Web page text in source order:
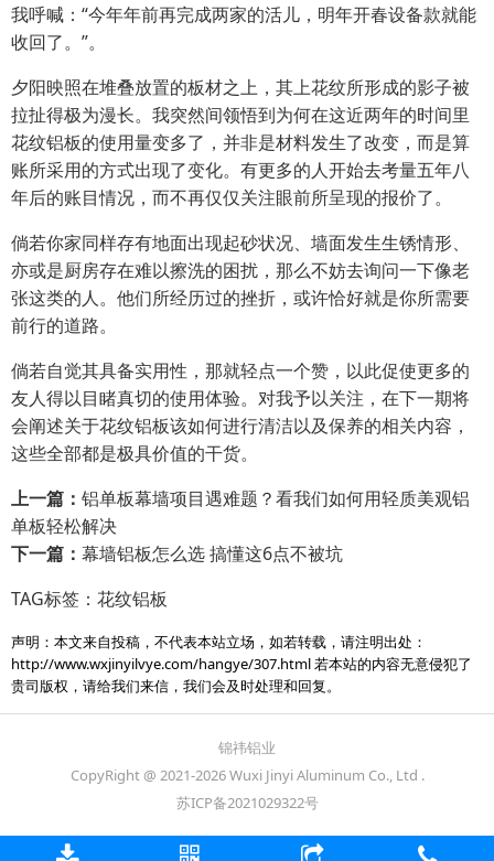
我呼喊：“今年年前再完成两家的活儿，明年开春设备款就能
收回了。”。
夕阳映照在堆叠放置的板材之上，其上花纹所形成的影子被
拉扯得极为漫长。我突然间领悟到为何在这近两年的时间里
花纹铝板的使用量变多了，并非是材料发生了改变，而是算
账所采用的方式出现了变化。有更多的人开始去考量五年八
年后的账目情况，而不再仅仅关注眼前所呈现的报价了。
倘若你家同样存有地面出现起砂状况、墙面发生生锈情形、
亦或是厨房存在难以擦洗的困扰，那么不妨去询问一下像老
张这类的人。他们所经历过的挫折，或许恰好就是你所需要
前行的道路。
倘若自觉其具备实用性，那就轻点一个赞，以此促使更多的
友人得以目睹真切的使用体验。对我予以关注，在下一期将
会阐述关于花纹铝板该如何进行清洁以及保养的相关内容，
这些全部都是极具价值的干货。
上一篇： 铝单板幕墙项目遇难题？看我们如何用轻质美观铝
单板轻松解决
下一篇： 幕墙铝板怎么选 搞懂这6点不被坑
TAG标签： 花纹铝板
声明：本文来自投稿，不代表本站立场，如若转载，请注明出处：
http://www.wxjinyilvye.com/hangye/307.html若本站的内容无意侵犯了
贵司版权，请给我们来信，我们会及时处理和回复。
锦祎铝业
CopyRight @ 2021-2026 Wuxi Jinyi Aluminum Co., Ltd .
苏ICP备2021029322号